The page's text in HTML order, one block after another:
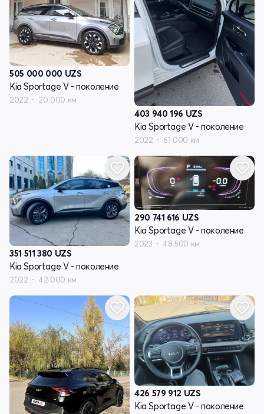
505 000 000 UZS
Kia Sportage V - поколение
2022 20 000 км
403 940 196 UZS
Kia Sportage V - поколение
2022 61 000 км
351 511 380 UZS
Kia Sportage V - поколение
2022 42 000 км
290 741 616 UZS
Kia Sportage V - поколение
2023 48 500 км
426 579 912 UZS
Kia Sportage V - поколение